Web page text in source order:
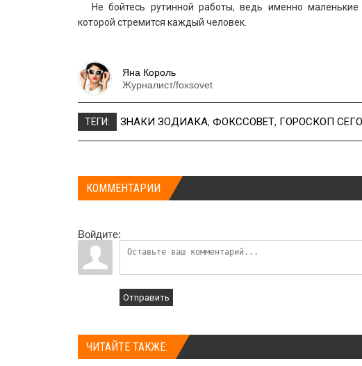
Не бойтесь рутинной работы, ведь именно
которой стремится каждый человек.
Яна Король
Журналист/foxsovet
ТЕГИ: ЗНАКИ ЗОДИАКА, ФОКССОВЕТ, ГОРОСКОП
КОММЕНТАРИИ
Войдите:
Отправить
ЧИТАЙТЕ ТАКЖЕ: